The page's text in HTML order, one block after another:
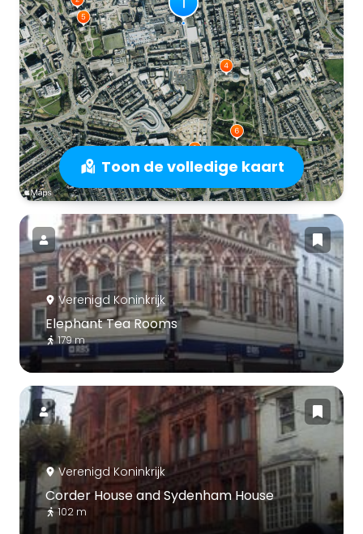
Toon de volledige kaart
Verenigd Koninkrijk
Elephant Tea Rooms
179 m
Verenigd Koninkrijk
Corder House and Sydenham House
102 m